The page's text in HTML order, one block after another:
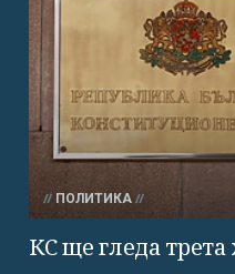
ПОЛИТИКА
КС ще гледа